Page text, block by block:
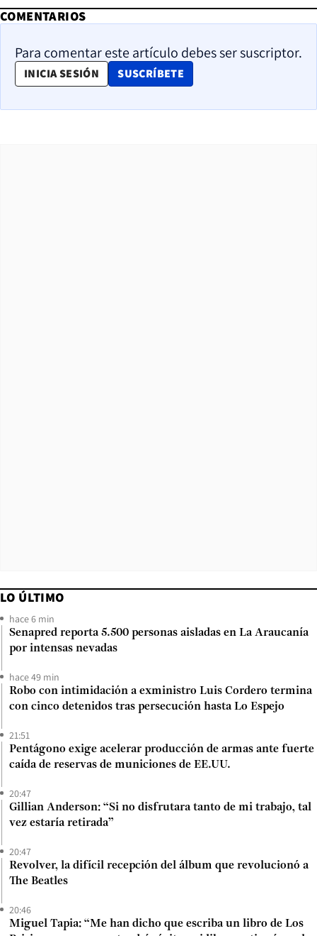
COMENTARIOS
Para comentar este artículo debes ser suscriptor.
INICIA SESIÓN SUSCRÍBETE
OPENS IN NEW WINDOW
LO ÚLTIMO
hace 6 min
Senapred reporta 5.500 personas aisladas en La Araucanía
por intensas nevadas
hace 49 min
Robo con intimidación a exministro Luis Cordero termina
con cinco detenidos tras persecución hasta Lo Espejo
21:51
Pentágono exige acelerar producción de armas ante fuerte
caída de reservas de municiones de EE.UU.
20:47
Gillian Anderson: “Si no disfrutara tanto de mi trabajo, tal
vez estaría retirada”
20:47
Revolver, la difícil recepción del álbum que revolucionó a
The Beatles
20:46
Miguel Tapia: “Me han dicho que escriba un libro de Los